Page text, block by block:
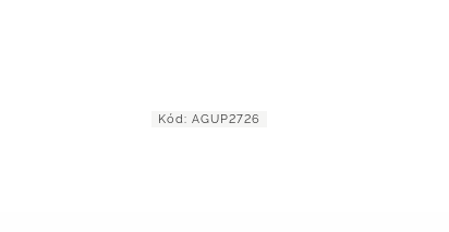
Kód: AGUP2726